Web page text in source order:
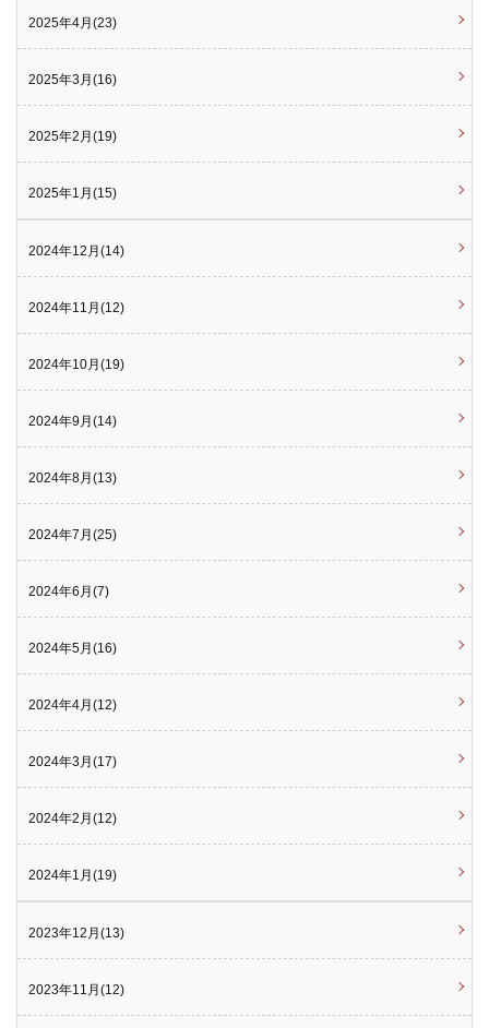
2025年4月(23)
2025年3月(16)
2025年2月(19)
2025年1月(15)
2024年12月(14)
2024年11月(12)
2024年10月(19)
2024年9月(14)
2024年8月(13)
2024年7月(25)
2024年6月(7)
2024年5月(16)
2024年4月(12)
2024年3月(17)
2024年2月(12)
2024年1月(19)
2023年12月(13)
2023年11月(12)